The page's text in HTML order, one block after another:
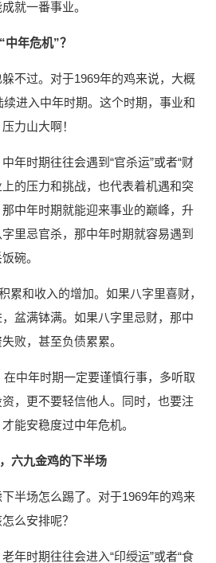
就一番事业。
年危机”？
不过。对于1969年的鸡来说，大概
进入中年时期。这个时期，事业和
力山大啊！
年时期往往会遇到“官杀运”或者“财
上的压力和挑战，也代表着机遇和突
中年时期就能迎来事业的巅峰，升
里忌官杀，那中年时期就容易遇到
碗。
累和收入的增加。如果八字里喜财，
盆满钵满。如果八字里忌财，那中
败，甚至负债累累。
在中年时期一定要谨慎行事，多听取
，更不要轻信他人。同时，也要注
能安稳度过中年危机。
六九金鸡的下半场
半场怎么踢了。对于1969年的鸡来
么安排呢？
年时期往往会进入“印绶运”或者“食